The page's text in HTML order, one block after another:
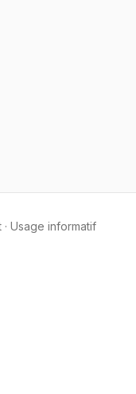
Usage informatif